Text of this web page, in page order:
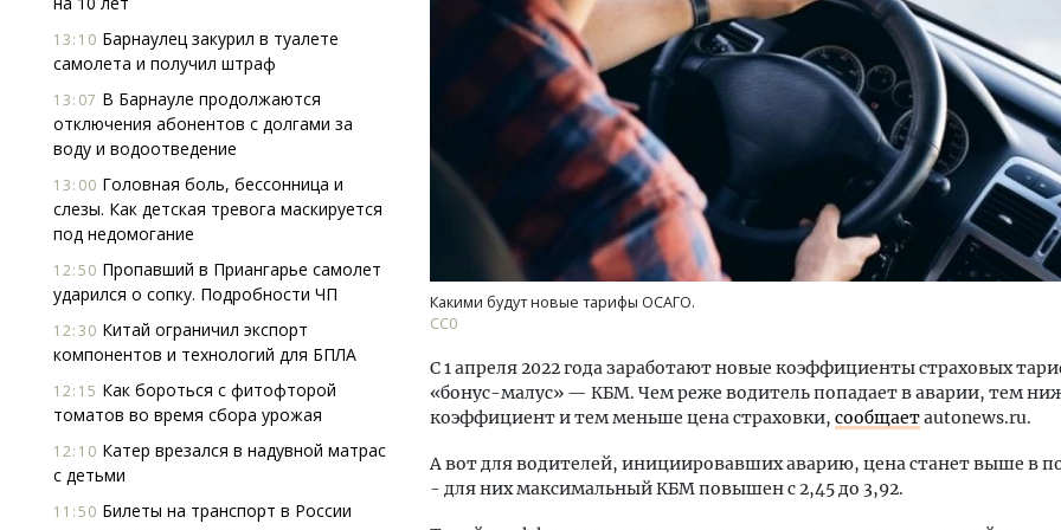
13:10 Барнаулец закурил в туалете
самолета и получил штраф
13:07 В Барнауле продолжаются
отключения абонентов с долгами за
воду и водоотведение
13:00 Головная боль, бессонница и
слезы. Как детская тревога маскируется
под недомогание
12:50 Пропавший в Приангарье самолет
ударился о сопку. Подробности ЧП
12:30 Китай ограничил экспорт
компонентов и технологий для БПЛА
12:15 Как бороться с фитофторой
томатов во время сбора урожая
12:10 Катер врезался в надувной матрас
с детьми
11:50 Билеты на транспорт в России
Какими будут новые тарифы ОСАГО.
СС0
С 1 апреля 2022 года заработают новые коэффициенты страховых
«бонус-малус» — КБМ. Чем реже водитель попадает в аварии, тем
коэффициент и тем меньше цена страховки, сообщаетautonews.ru.
А вот для водителей, инициировавших аварию, цена станет выше в
- для них максимальный КБМ повышен с 2,45 до 3,92.
Смелость архитектурных идей.
Генеральный директор компании
ЗИАС — об эстетике городов,
трендах в фасадах и развитии рынка
СТРОИТЕЛЬСТВО
Двухуровневые номера и
Каким будет новый
«Белкур» в Белокурихе